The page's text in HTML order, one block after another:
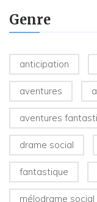
Genre
anticipation
aventures
aventures
drame social
fantastique
mélodrame social